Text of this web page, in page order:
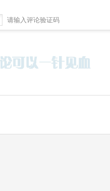
请输入评论验证码